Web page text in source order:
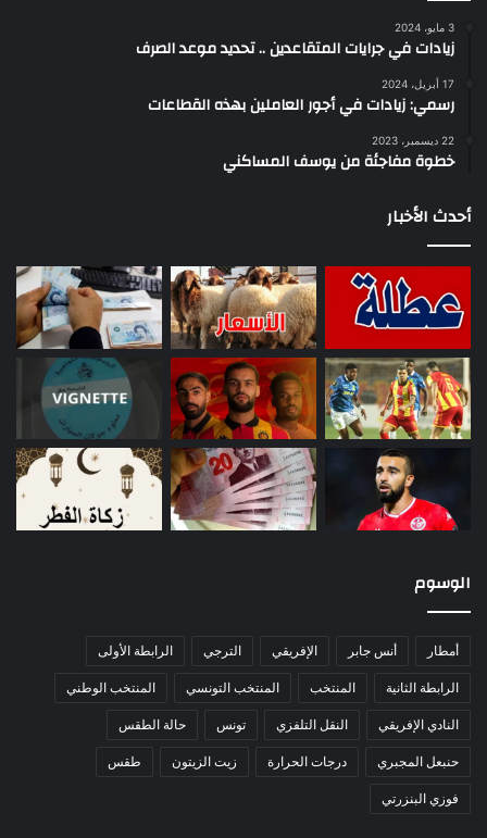
3 مايو، 2024
زيادات في جرايات المتقاعدين .. تحديد موعد الصرف
17 أبريل، 2024
رسمي: زيادات في أجور العاملين بهذه القطاعات
22 ديسمبر، 2023
خطوة مفاجئة من يوسف المساكني
أحدث الأخبار
الوسوم
أمطار أنس جابر الإفريقي الترجي الرابطة الأولى
الرابطة الثانية المنتخب المنتخب التونسي المنتخب الوطني
النادي الإفريقي النقل التلفزي تونس حالة الطقس
حنبعل المجبري درجات الحرارة زيت الزيتون طقس
فوزي البنزرتي